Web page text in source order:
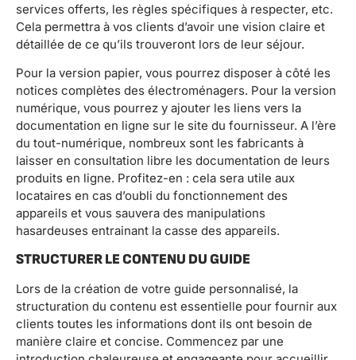
services offerts, les règles spécifiques à respecter, etc.
Cela permettra à vos clients d’avoir une vision claire et
détaillée de ce qu’ils trouveront lors de leur séjour.
Pour la version papier, vous pourrez disposer à côté les
notices complètes des électroménagers. Pour la version
numérique, vous pourrez y ajouter les liens vers la
documentation en ligne sur le site du fournisseur. A l’ère
du tout-numérique, nombreux sont les fabricants à
laisser en consultation libre les documentation de leurs
produits en ligne. Profitez-en : cela sera utile aux
locataires en cas d’oubli du fonctionnement des
appareils et vous sauvera des manipulations
hasardeuses entrainant la casse des appareils.
STRUCTURER LE CONTENU DU GUIDE
Lors de la création de votre guide personnalisé, la
structuration du contenu est essentielle pour fournir aux
clients toutes les informations dont ils ont besoin de
manière claire et concise. Commencez par une